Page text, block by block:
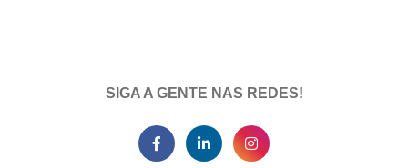
SIGA A GENTE NAS REDES!